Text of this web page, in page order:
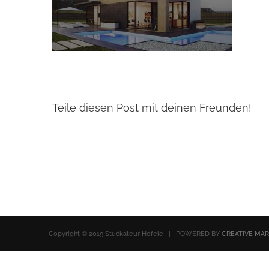
Teile diesen Post mit deinen Freunden!
Copyright © 2019 Stuckateur Hofele | POWERED BYCREATIVE